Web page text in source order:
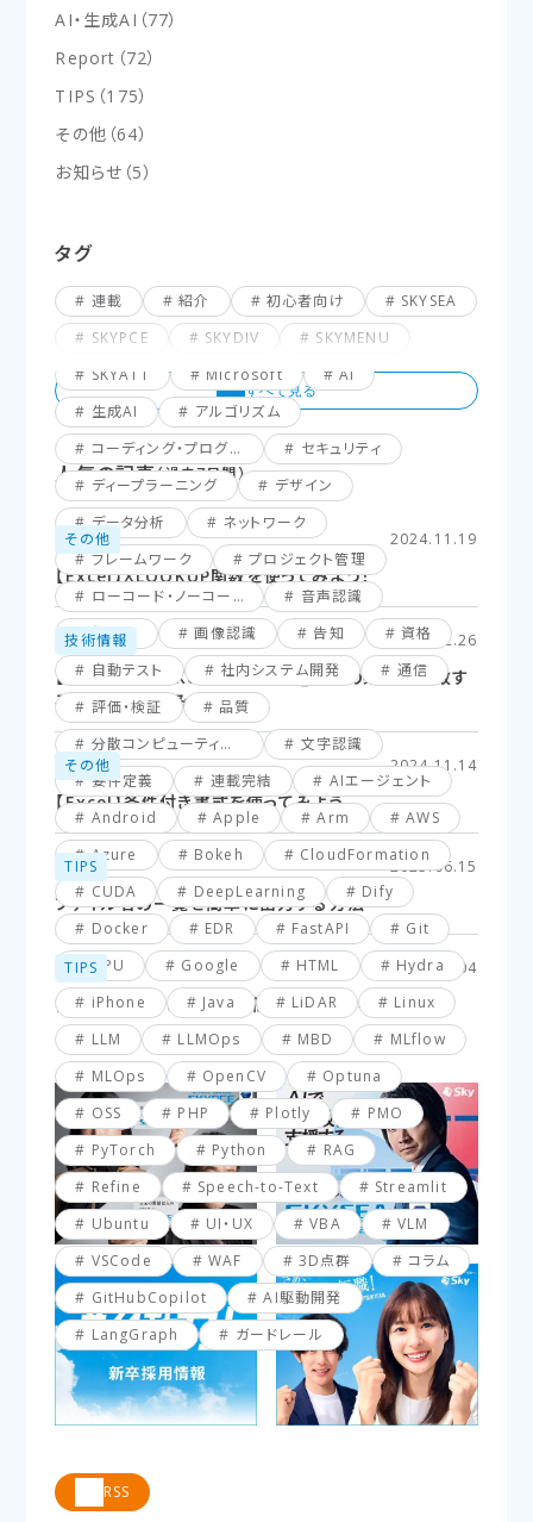
AI・生成AI （77）
Report （72）
TIPS （175）
その他 （64）
お知らせ （5）
タグ
連載 紹介 初心者向け
SKYSEA
SKYPCE
SKYDIV
SKYMENU
SKYATT
Microsoft
AI
生成AI
アルゴリズム
コーディング・プログラミング
セキュリティ
ディープラーニング
デザイン
データ分析
ネットワーク
フレームワーク
プロジェクト管理
ローコード・ノーコード
音声認識
仮想化
画像認識 告知
資格
自動テスト
社内システム開発
通信
評価・検証
品質
分散コンピューティング
文字認識
要件定義
連載完結
AIエージェント
Android
Apple Arm
AWS
Azure
Bokeh
CloudFormation
CUDA
DeepLearning
Dify
Docker
EDR FastAPI
Git
GPU
Google HTML
Hydra
iPhone
Java LiDAR
Linux
LLM
LLMOps MBD
MLflow
MLOps
OpenCV
Optuna
OSS
PHP Plotly
PMO
PyTorch
Python
RAG
Refine
Speech-to-Text
Streamlit
Ubuntu
UI・UX VBA
VLM
VSCode
WAF 3D点群
コラム
GitHubCopilot
AI駆動開発
LangGraph
ガードレール
人気の記事（過去7日間）
その他 2024.11.19
【Excel】XLOOKUP関数を使ってみよう！
技術情報 2025.02.26
【Excel】XLOOKUP関数応用編_複数の条件に一致す
るセルを探してみよう！
その他 2024.11.14
【Excel】条件付き書式を使ってみよう
TIPS 2025.06.15
ファイル名の一覧を簡単に出力する方法
TIPS 2025.03.04
【VBA】最終行と最終列を簡単に取得する方法
RSS